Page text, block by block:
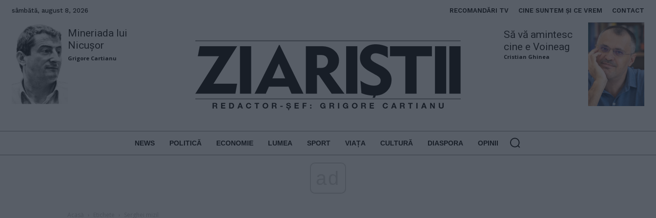
sâmbătă, august 8, 2026 RECOMANDĂRI TV CINE SUNTEM ȘI CE VREM CONTACT
Mineriada lui
Nicușor
Grigore Cartianu
Să vă amintesc
cine e Voineag
Cristian Ghinea
NEWS POLITICĂ ECONOMIE LUMEA SPORT VIAȚA CULTURĂ DIASPORA OPINII